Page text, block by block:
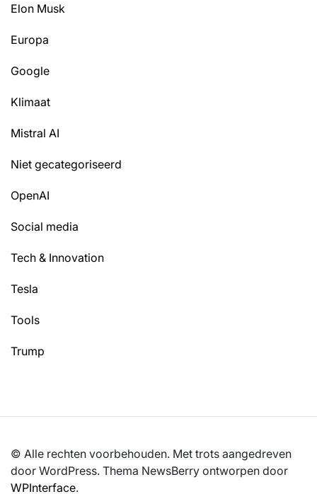
Elon Musk
Europa
Google
Klimaat
Mistral AI
Niet gecategoriseerd
OpenAI
Social media
Tech & Innovation
Tesla
Tools
Trump
© Alle rechten voorbehouden. Met trots aangedreven
door WordPress. Thema NewsBerry ontworpen door
WPInterface.